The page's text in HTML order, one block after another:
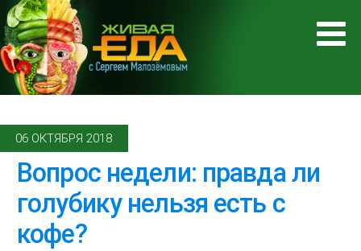
06 ОКТЯБРЯ 2018
Вопрос недели: правда ли
голубику нельзя есть с
кофе?